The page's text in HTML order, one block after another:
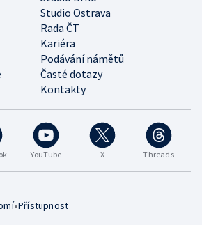
YouTube X Threads
Studio Ostrava
Rada ČT
Kariéra
Podávání námětů
Časté dotazy
Kontakty
•Přístupnost